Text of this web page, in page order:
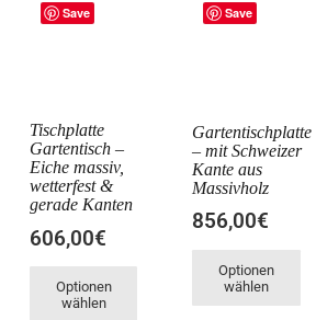
Save
Tischplatte
Gartentisch –
Eiche massiv,
wetterfest &
gerade Kanten
606,00€
Optionen
wählen
Save
Gartentischplatte
– mit Schweizer
Kante aus
Massivholz
856,00€
Optionen
wählen